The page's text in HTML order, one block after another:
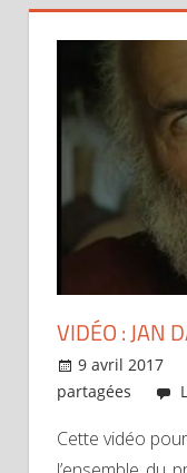
VIDÉO : JAN
9 avril 2017
partagées
Cette vidéo